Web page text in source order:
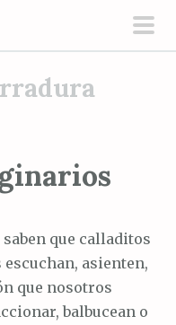
que calladitos
asienten,
que nosotros
balbucean o